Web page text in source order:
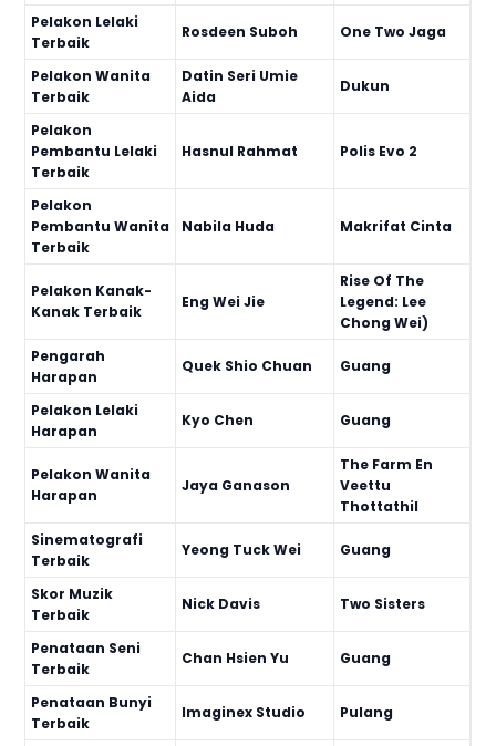
Pelakon Lelaki
Terbaik
Rosdeen Suboh One Two Jaga
Pelakon Wanita
Terbaik
Datin Seri Umie
Aida
Dukun
Pelakon
Pembantu Lelaki
Terbaik
Hasnul Rahmat Polis Evo 2
Pelakon
Pembantu Wanita
Terbaik
Nabila Huda Makrifat Cinta
Pelakon Kanak-
Kanak Terbaik
Eng Wei Jie
Rise Of The
Legend: Lee
Chong Wei)
Pengarah
Harapan
Quek Shio Chuan Guang
Pelakon Lelaki
Harapan
Kyo Chen Guang
Pelakon Wanita
Harapan
Jaya Ganason
The Farm En
Veettu
Thottathil
Sinematografi
Terbaik
Yeong Tuck Wei Guang
Skor Muzik
Terbaik
Nick Davis Two Sisters
Penataan Seni
Terbaik
Chan Hsien Yu Guang
Penataan Bunyi
Terbaik
Imaginex Studio Pulang